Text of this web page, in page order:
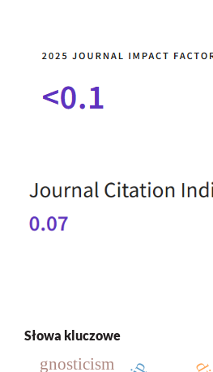
Słowa kluczowe
gnosticism